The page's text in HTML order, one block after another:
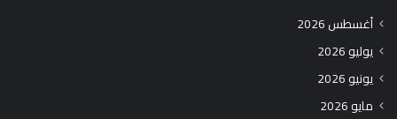
أغسطس 2026
يوليو 2026
يونيو 2026
مايو 2026